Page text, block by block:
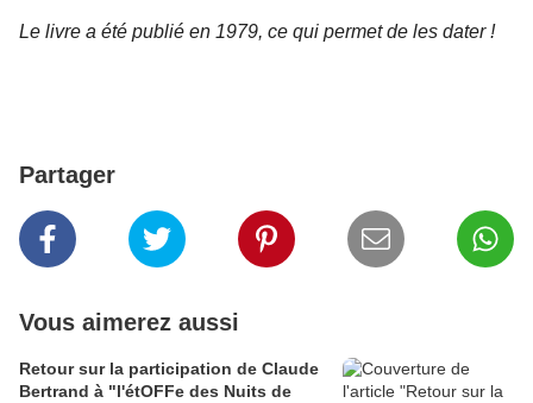
Le livre a été publié en 1979, ce qui permet de les dater !
Partager
Vous aimerez aussi
Retour sur la participation de Claude
Bertrand à "l'étOFFe des Nuits de